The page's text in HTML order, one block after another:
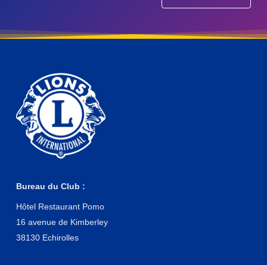
Bureau du Club :
Hôtel Restaurant Pomo
16 avenue de Kimberley
38130 Echirolles